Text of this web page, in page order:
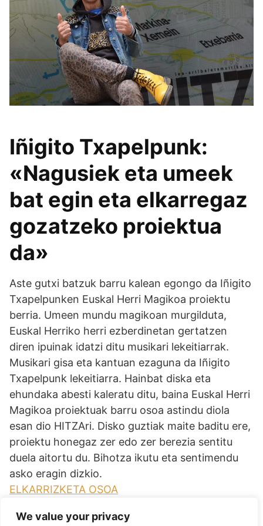
We value your privacy
Iñigito Txapelpunk:
«Nagusiek eta umeek
bat egin eta elkarregaz
gozatzeko proiektua
da»
Aste gutxi batzuk barru kalean egongo da Iñigito
Txapelpunken Euskal Herri Magikoa proiektu
berria. Umeen mundu magikoan murgilduta,
Euskal Herriko herri ezberdinetan gertatzen
diren ipuinak idatzi ditu musikari lekeitiarrak.
Musikari gisa eta kantuan ezaguna da Iñigito
Txapelpunk lekeitiarra. Hainbat diska eta
ehundaka abesti kaleratu ditu, baina Euskal Herri
Magikoa proiektuak barru osoa astindu diola
esan dio HITZAri. Disko guztiak maite baditu ere,
proiektu honegaz zer edo zer berezia sentitu
duela aitortu du. Bihotza ikutu eta sentimendu
asko eragin dizkio.
ELKARRIZKETA OSOA